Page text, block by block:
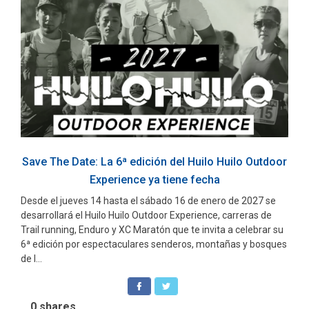
Save The Date: La 6ª edición del Huilo Huilo Outdoor
Experience ya tiene fecha
Desde el jueves 14 hasta el sábado 16 de enero de 2027 se
desarrollará el Huilo Huilo Outdoor Experience, carreras de
Trail running, Enduro y XC Maratón que te invita a celebrar su
6ª edición por espectaculares senderos, montañas y bosques
de l...